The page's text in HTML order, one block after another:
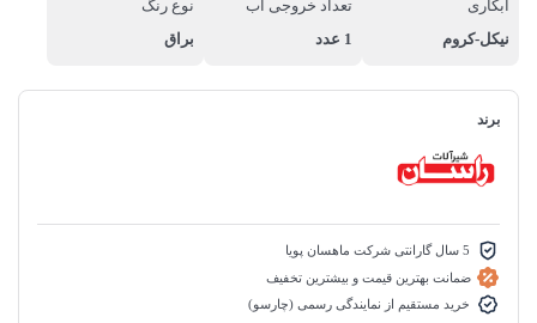
آبکاری
نیکل-کروم
تعداد خروجی آب
1 عدد
نوع رنگ
براق
برند
5 سال گارانتی شرکت ماهسان پویا
ضمانت بهترین قیمت و بیشترین تخفیف
خرید مستقیم از نمایندگی رسمی (چارسو)